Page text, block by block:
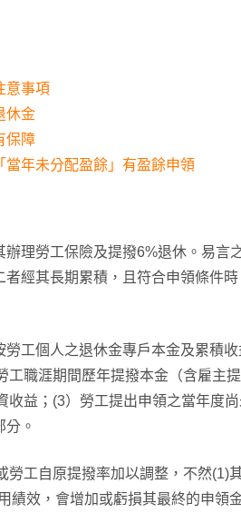
意事項
休金
保障
年未分配盈餘」有盈餘申領
理勞工保險及提撥6%退休。易言
經其長期累積，且符合申領條件時
工個人之退休金專戶本金及累積
職涯期間歷年提撥本金（含雇主
收益；(3）勞工提出申領之當年度
。
工自原提撥率加以調整，不然(1)
績效，會增加或虧損其最終的申領